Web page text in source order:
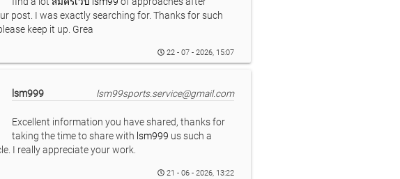
post. I was exactly searching for. Thanks for such
keep it up. Grea
22 - 07 - 2026, 15:07
lsm999 lsm99sports.service@gmail.com
Excellent information you have shared, thanks for
taking the time to share with lsm999 us such a
I really appreciate your work.
21 - 06 - 2026, 13:22